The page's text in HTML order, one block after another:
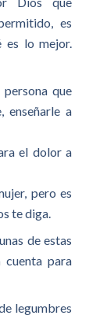
es
es lo mejor.
que
enseñarle a
el dolor a
pero es
te diga.
de estas
cuenta para
legumbres